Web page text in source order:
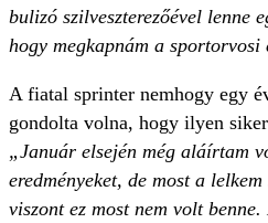
bulizó szilveszterezőével lenne
hogy megkapnám a
A fiatal sprinter nemhogy egy
gondolta volna, hogy ilyen
„Január elsején még aláírtam
eredményeket, de most a
viszont ez most nem volt